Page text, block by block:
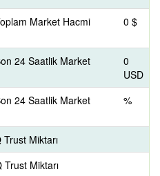
Market Hacmi
0 $
24 Saatlik Market
0
USD
24 Saatlik Market
%
Miktarı
Miktarı